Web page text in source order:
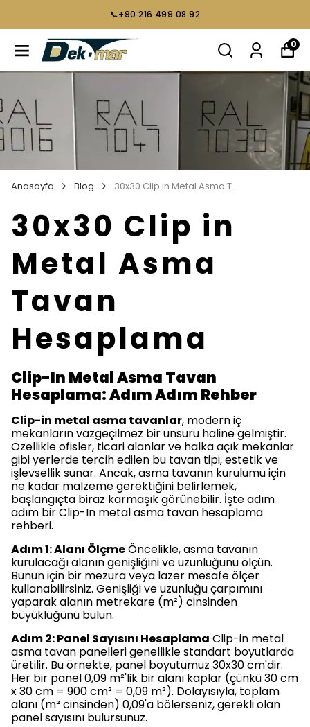
📞+90 216 499 08 92
0
Anasayfa Blog 30x30 Clip in Metal Asma Tavan Hesaplama
30x30 Clip in
Metal Asma
Tavan
Hesaplama
Clip-In Metal Asma Tavan
Hesaplama: Adım Adım Rehber
Clip-in metal asma tavanlar, modern iç
mekanların vazgeçilmez bir unsuru haline gelmiştir.
Özellikle ofisler, ticari alanlar ve halka açık mekanlar
gibi yerlerde tercih edilen bu tavan tipi, estetik ve
işlevsellik sunar. Ancak, asma tavanın kurulumu için
ne kadar malzeme gerektiğini belirlemek,
başlangıçta biraz karmaşık görünebilir. İşte adım
adım bir Clip-In metal asma tavan hesaplama
rehberi.
Adım 1: Alanı ÖlçmeÖncelikle, asma tavanın
kurulacağı alanın genişliğini ve uzunluğunu ölçün.
Bunun için bir mezura veya lazer mesafe ölçer
kullanabilirsiniz. Genişliği ve uzunluğu çarpımını
yaparak alanın metrekare (m²) cinsinden
büyüklüğünü bulun.
Adım 2: Panel Sayısını Hesaplama Clip-in metal
asma tavan panelleri genellikle standart boyutlarda
üretilir. Bu örnekte, panel boyutumuz 30x30 cm'dir.
Her bir panel 0,09 m²'lik bir alanı kaplar (çünkü 30 cm
x 30 cm = 900 cm² = 0,09 m²). Dolayısıyla, toplam
alanı (m² cinsinden) 0,09'a bölerseniz, gerekli olan
panel sayısını bulursunuz.